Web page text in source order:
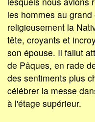
les hommes au
religieusement la
tête, croyants et
son épouse. Il fallut
de Pâques, en rade
des sentiments plus
célébrer la messe
à l'étage supérieur.